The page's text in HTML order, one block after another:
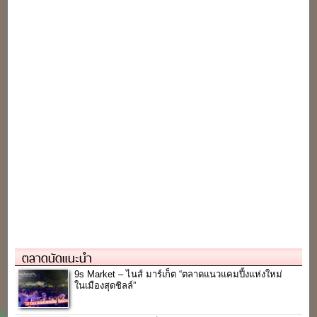
ตลาดนัดแนะนำ
9s Market – ไนส์ มาร์เก็ต “ตลาดแนวแคมปิ้งแห่งใหม่
ในเมืองสุดชิลล์”